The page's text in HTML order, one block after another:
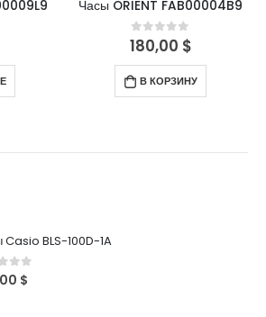
Часы ORIENT FAB00004B9
0out of 5
180,00 $
В КОРЗИНУ
Casio BLS-100D-1A
of 5
$